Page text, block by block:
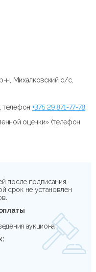
н, Михалковский с/с,
телефон +375 29 871-77-78
оценки» (телефон
после подписания
срок не установлен
аукциона